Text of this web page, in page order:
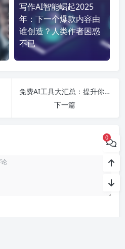
写作AI智能崛起2025
年：下一个爆款内容由
谁创造？人类作者困惑
不已
免费AI工具大汇总：提升你的PPT制作与写作效率，让创作更加轻松便捷！
下一篇
0